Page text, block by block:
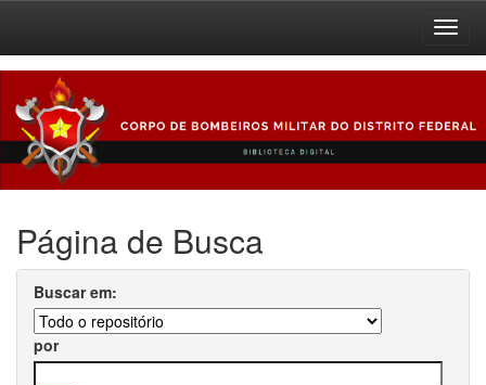
navigation
Página de Busca
Buscar em:
por